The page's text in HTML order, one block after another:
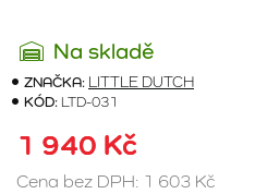
Na skladě
ZNAČKA: LITTLE DUTCH
KÓD: LTD-031
1 940 Kč
Cena bez DPH: 1 603 Kč